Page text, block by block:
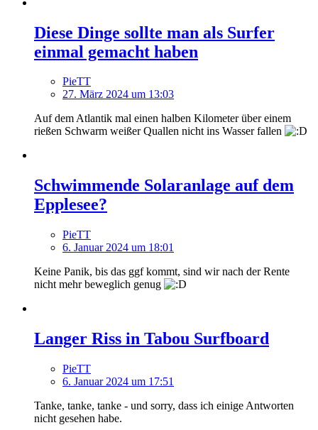
Diese Dinge sollte man als Surfer
einmal gemacht haben
PieTT
27. März 2024 um 13:03
Auf dem Atlantik mal einen halben Kilometer über einem
rießen Schwarm weißer Quallen nicht ins Wasser fallen
Schwimmende Solaranlage auf dem
Epplesee?
PieTT
6. Januar 2024 um 18:01
Keine Panik, bis das ggf kommt, sind wir nach der Rente
nicht mehr beweglich genug
Langer Riss in Tabou Surfboard
PieTT
6. Januar 2024 um 17:51
Tanke, tanke, tanke - und sorry, dass ich einige Antworten
nicht gesehen habe.